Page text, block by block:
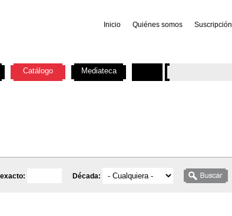
Inicio Quiénes somos Suscripción
Década:
Catálogo Mediateca